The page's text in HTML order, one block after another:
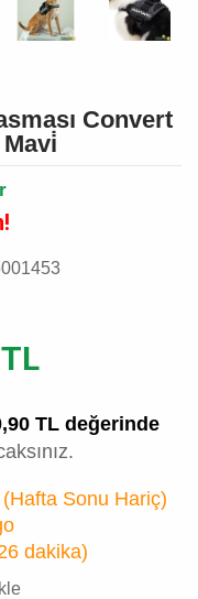
Convert
TL değerinde
Sonu Hariç)
dakika)